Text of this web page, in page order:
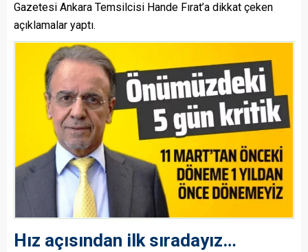
Gazetesi Ankara Temsilcisi Hande Fırat’a dikkat çeken
açıklamalar yaptı.
Hız açısından ilk sıradayız…